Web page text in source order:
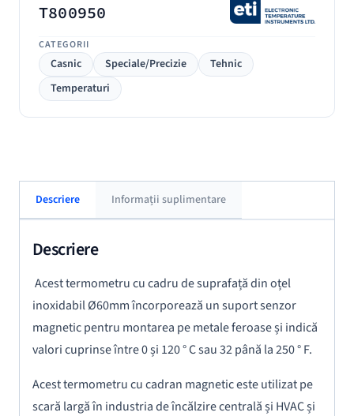
T800950
CATEGORII
Casnic Speciale/Precizie
Tehnic
Temperaturi
Descriere Informații suplimentare
Descriere
Acest termometru cu cadru de suprafață din oțel
inoxidabil Ø60mm încorporează un suport senzor
magnetic pentru montarea pe metale feroase și indică
valori cuprinse între 0 și 120 ° C sau 32 până la 250 ° F.
Acest termometru cu cadran magnetic este utilizat pe
scară largă în industria de încălzire centrală și HVAC și